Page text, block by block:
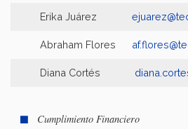
Erika Juárez
Abraham Flores
Diana Cortés
Cumplimiento Financiero